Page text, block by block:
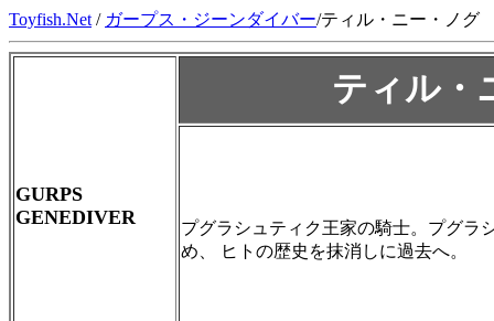
Toyfish.Net / ガープス・ジーンダイバー/ティル・ニー・ノグ
GURPS
GENEDIVER
ティル・
プグラシュティク王家の騎士。プグラ
め、 ヒトの歴史を抹消しに過去へ。